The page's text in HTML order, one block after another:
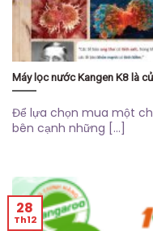
Máy lọc nước Kangen K8 là
Để lựa chọn mua một
bên cạnh những [...]
28
Th12